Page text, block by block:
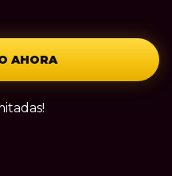
AHORA